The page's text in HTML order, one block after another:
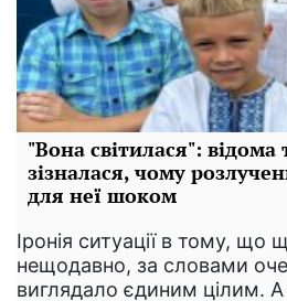
"Вона світилася": відома
зізналася, чому
для неї шоком
Іронія ситуації в тому, що
нещодавно, за словами
виглядало єдиним цілим.